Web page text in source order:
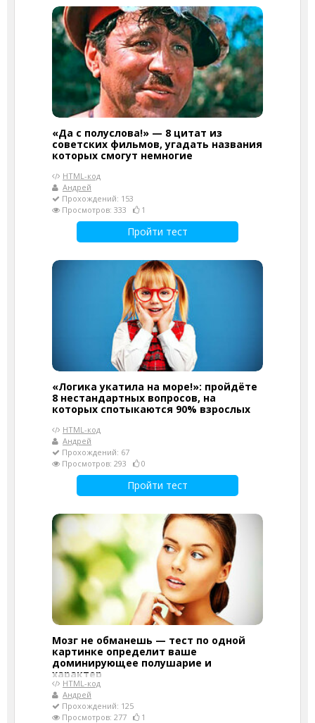
«Да с полуслова!» — 8 цитат из
советских фильмов, угадать названия
которых смогут немногие
HTML-код
Андрей
Прохождений: 153
Просмотров: 333
1
Пройти тест
«Логика укатила на море!»: пройдёте
8 нестандартных вопросов, на
которых спотыкаются 90% взрослых
HTML-код
Андрей
Прохождений: 67
Просмотров: 293
0
Пройти тест
Мозг не обманешь — тест по одной
картинке определит ваше
доминирующее полушарие и
характер
HTML-код
Андрей
Прохождений: 125
Просмотров: 277
1